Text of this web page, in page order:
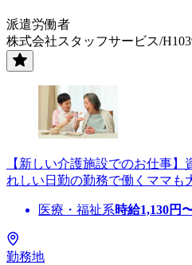
派遣労働者
株式会社スタッフサービス/
【新しい介護施設でのお仕事
れしい日勤の勤務で働くママも
医療・福祉系時給1,130円
勤務地